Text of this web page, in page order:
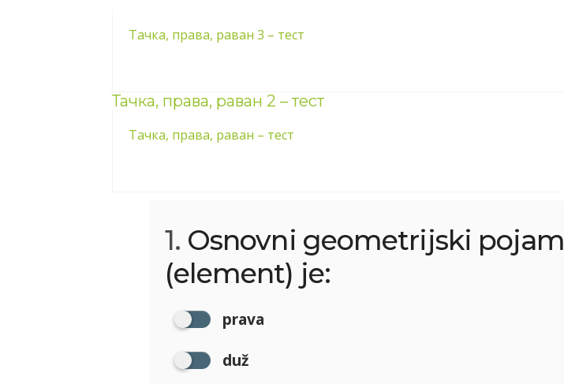
Тачка, права, раван 3 – тест
Тачка, права, раван 2 – тест
Тачка, права, раван – тест
1. Osnovni geometrijski pojam
(element) je:
prava
duž